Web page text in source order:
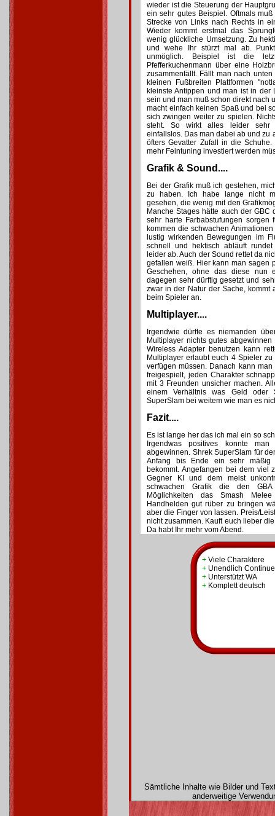
wieder ist die Steuerung der
ein sehr gutes Beispiel. Oftmals
Strecke von Links nach Rechts in
Wieder kommt erstmal das
wenig glückliche Umsetzung. Zu
und wehe Ihr stürzt mal ab.
unmöglich. Beispiel ist die
Pfefferkuchenmann über eine
zusammenfällt. Fällt man nach
kleinen Fußbreiten Plattformen
kleinste Antippen und man ist in der
sein und man muß schon direkt nach
macht einfach keinen Spaß und bei
sich zwingen weiter zu spielen.
steht. So wirkt alles leider sehr
einfallslos. Das man dabei ab und zu
öfters Gevatter Zufall in die
mehr Feintuning investiert werden
Grafik & Sound....
Bei der Grafik muß ich gestehen,
zu haben. Ich habe lange nicht
gesehen, die wenig mit den
Manche Stages hätte auch der GBC
sehr harte Farbabstufungen sorgen
kommen die schwachen
lustig wirkenden Bewegungen im
schnell und hektisch abläuft
leider ab. Auch der Sound rettet da
gefallen weiß. Hier kann man sagen
Geschehen, ohne das diese nun
dagegen sehr dürftig gesetzt und
zwar in der Natur der Sache, kommt
beim Spieler an.
Multiplayer....
Irgendwie dürfte es niemanden
Multiplayer nichts gutes
Wireless Adapter benutzen kann
Multiplayer erlaubt euch 4 Spieler
verfügen müssen. Danach kann
freigespielt, jeden Charakter
mit 3 Freunden unsicher machen.
einem Verhältnis was Geld oder
SuperSlam bei weitem wie man es
Fazit....
Es ist lange her das ich mal ein so
Irgendwas positives konnte
abgewinnen. Shrek SuperSlam für
Anfang bis Ende ein sehr mäßig
bekommt. Angefangen bei dem viel
Gegner KI und dem meist
schwachen Grafik die den
Möglichkeiten das Smash
Handhelden gut rüber zu bringen
aber die Finger von lassen. Preis/
nicht zusammen. Kauft euch lieber
Da habt Ihr mehr vom Abend.
+ Viele Charaktere
+ Unendlich
+ Unterstützt WA
+ Komplett deutsch
Sämtliche Inhalte wie Bilder und
anderweitige